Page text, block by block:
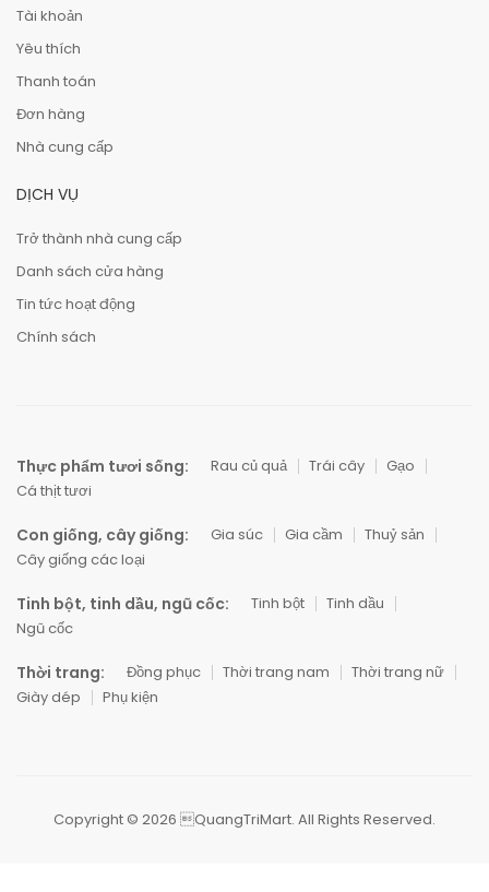
Tài khoản
Yêu thích
Thanh toán
Đơn hàng
Nhà cung cấp
DỊCH VỤ
Trở thành nhà cung cấp
Danh sách cửa hàng
Tin tức hoạt động
Chính sách
Thực phẩm tươi sống: Rau củ quả Trái cây
Gạo
Cá thịt tươi
Con giống, cây giống: Gia súc Gia cầm
Thuỷ sản
Cây giống các loại
Tinh bột, tinh dầu, ngũ cốc: Tinh bột
Tinh dầu
Ngũ cốc
Thời trang: Đồng phục Thời trang nam
Thời trang nữ
Giày dép
Phụ kiện
Copyright © 2026 QuangTriMart. All Rights Reserved.